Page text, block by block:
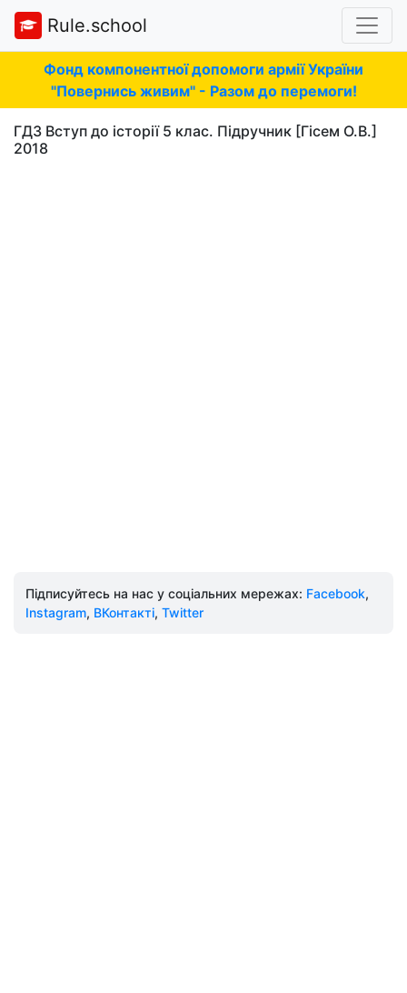
Rule.school
Фонд компонентної допомоги армії України
"Повернись живим" - Разом до перемоги!
ГДЗ Вступ до історії 5 клас. Підручник [Гісем О.В.]
2018
Підписуйтесь на нас у соціальних мережах: Facebook,
Instagram, ВКонтакті, Twitter